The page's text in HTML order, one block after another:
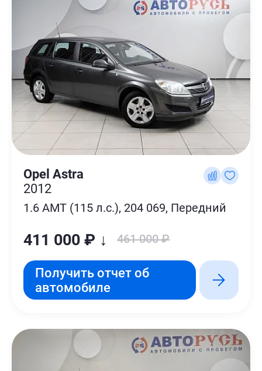
Opel Astra
2012
1.6 AMT (115 л.с.), 204 069, Передний
411 000 ₽ ↓ 461 000 ₽
Получить отчет об
автомобиле